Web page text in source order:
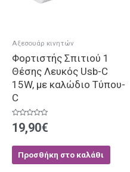
Αξεσουάρ κινητών
Φορτιστής Σπιτιού 1
Θέσης Λευκός Usb-C
15W, με καλώδιο Τύπου-
C
Βαθμολογήθηκε
5
19,90€
Προσθήκη στο καλάθι